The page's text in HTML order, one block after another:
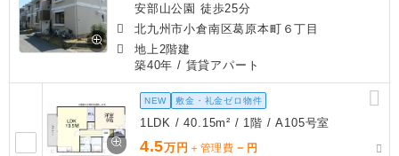
安部山公園 徒歩25分
北九州市小倉南区葛原本町６丁目
地上2階建
築40年 / 賃貸アパート
NEW 敷金・礼金ゼロ物件
1LDK / 40.15m² / 1階 / A105号室
4.5万円 ＋管理費 － 円